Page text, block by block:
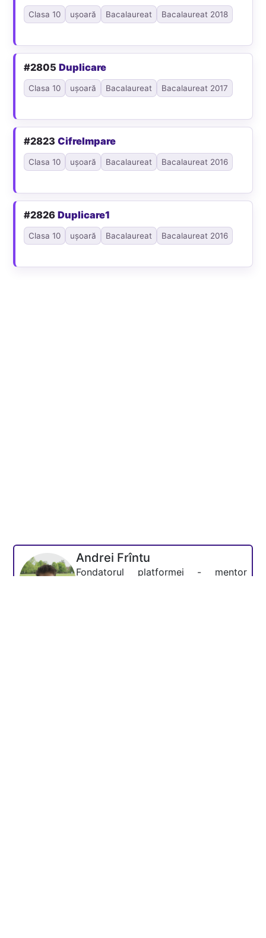
Clasa 10 ușoară Bacalaureat Bacalaureat 2018
#2805Duplicare
Clasa 10 ușoară Bacalaureat Bacalaureat 2017
#2823CifreImpare
Clasa 10 ușoară Bacalaureat Bacalaureat 2016
#2826Duplicare1
Clasa 10 ușoară Bacalaureat Bacalaureat 2016
Andrei Frîntu
Fondatorul platformei - mentor